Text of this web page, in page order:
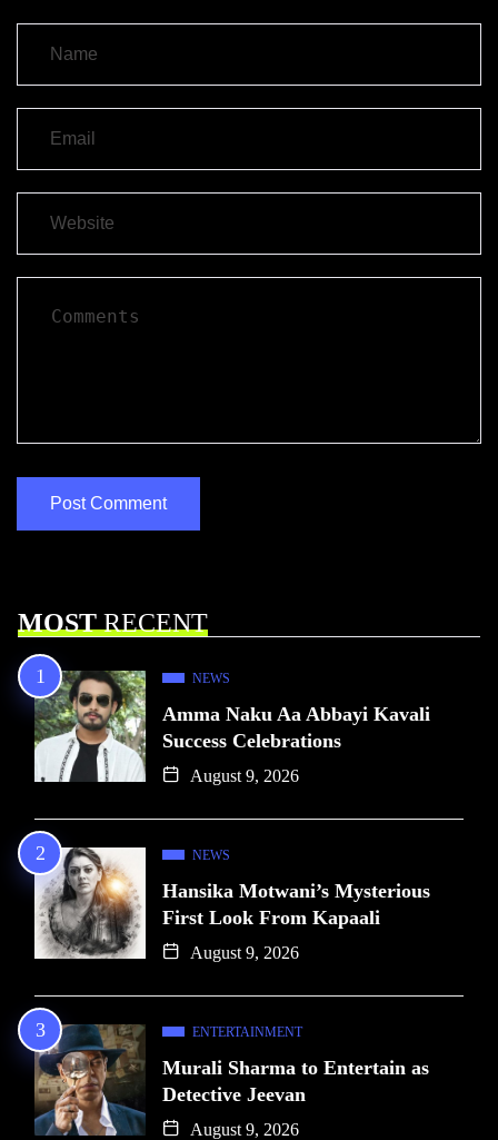
MOSTRECENT
NEWS
Amma Naku Aa Abbayi Kavali
Success Celebrations
August 9, 2026
NEWS
Hansika Motwani’s Mysterious
First Look From Kapaali
August 9, 2026
ENTERTAINMENT
Murali Sharma to Entertain as
Detective Jeevan
August 9, 2026